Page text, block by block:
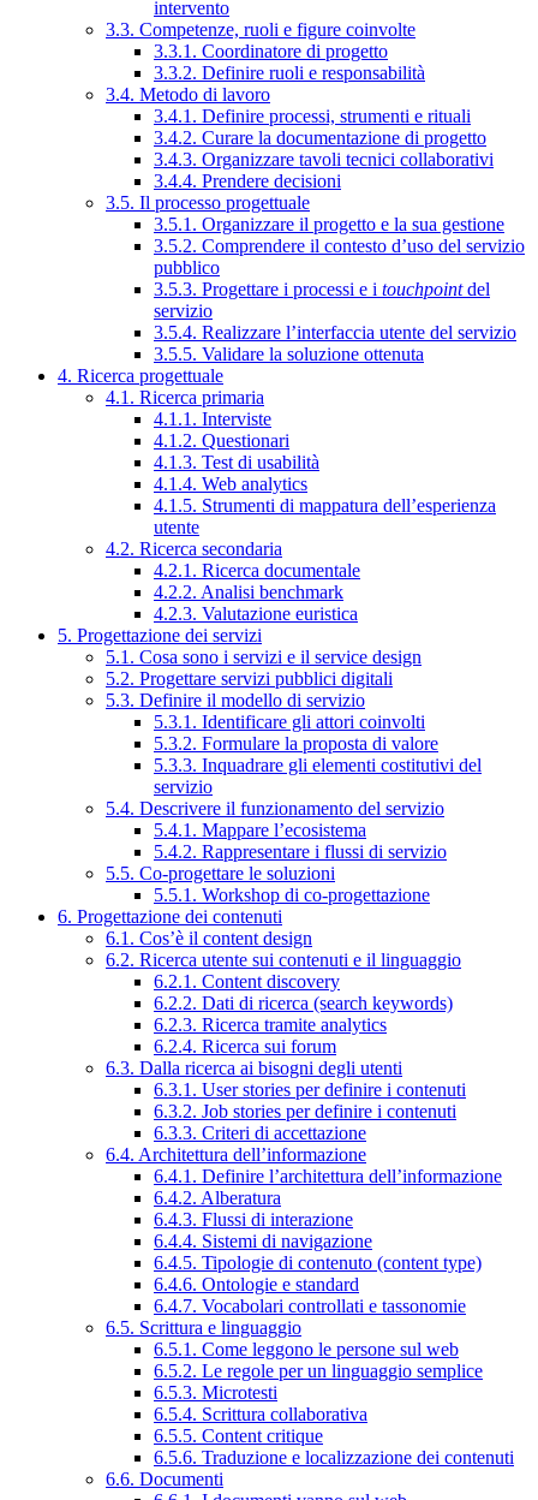
intervento
3.3. Competenze, ruoli e figure coinvolte
3.3.1. Coordinatore di progetto
3.3.2. Definire ruoli e responsabilità
3.4. Metodo di lavoro
3.4.1. Definire processi, strumenti e rituali
3.4.2. Curare la documentazione di progetto
3.4.3. Organizzare tavoli tecnici collaborativi
3.4.4. Prendere decisioni
3.5. Il processo progettuale
3.5.1. Organizzare il progetto e la sua gestione
3.5.2. Comprendere il contesto d’uso del servizio
pubblico
3.5.3. Progettare i processi e i touchpointdel
servizio
3.5.4. Realizzare l’interfaccia utente del servizio
3.5.5. Validare la soluzione ottenuta
4. Ricerca progettuale
4.1. Ricerca primaria
4.1.1. Interviste
4.1.2. Questionari
4.1.3. Test di usabilità
4.1.4. Web analytics
4.1.5. Strumenti di mappatura dell’esperienza
utente
4.2. Ricerca secondaria
4.2.1. Ricerca documentale
4.2.2. Analisi benchmark
4.2.3. Valutazione euristica
5. Progettazione dei servizi
5.1. Cosa sono i servizi e il service design
5.2. Progettare servizi pubblici digitali
5.3. Definire il modello di servizio
5.3.1. Identificare gli attori coinvolti
5.3.2. Formulare la proposta di valore
5.3.3. Inquadrare gli elementi costitutivi del
servizio
5.4. Descrivere il funzionamento del servizio
5.4.1. Mappare l’ecosistema
5.4.2. Rappresentare i flussi di servizio
5.5. Co-progettare le soluzioni
5.5.1. Workshop di co-progettazione
6. Progettazione dei contenuti
6.1. Cos’è il content design
6.2. Ricerca utente sui contenuti e il linguaggio
6.2.1. Content discovery
6.2.2. Dati di ricerca (search keywords)
6.2.3. Ricerca tramite analytics
6.2.4. Ricerca sui forum
6.3. Dalla ricerca ai bisogni degli utenti
6.3.1. User stories per definire i contenuti
6.3.2. Job stories per definire i contenuti
6.3.3. Criteri di accettazione
6.4. Architettura dell’informazione
6.4.1. Definire l’architettura dell’informazione
6.4.2. Alberatura
6.4.3. Flussi di interazione
6.4.4. Sistemi di navigazione
6.4.5. Tipologie di contenuto (content type)
6.4.6. Ontologie e standard
6.4.7. Vocabolari controllati e tassonomie
6.5. Scrittura e linguaggio
6.5.1. Come leggono le persone sul web
6.5.2. Le regole per un linguaggio semplice
6.5.3. Microtesti
6.5.4. Scrittura collaborativa
6.5.5. Content critique
6.5.6. Traduzione e localizzazione dei contenuti
6.6. Documenti